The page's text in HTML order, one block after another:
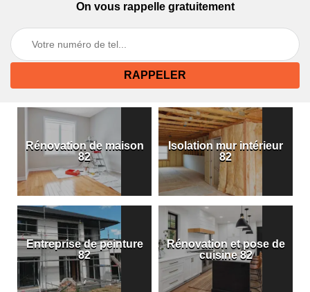
On vous rappelle gratuitement
Rénovation de maison
82
Isolation mur intérieur
82
Entreprise de peinture
82
Rénovation et pose de
cuisine 82